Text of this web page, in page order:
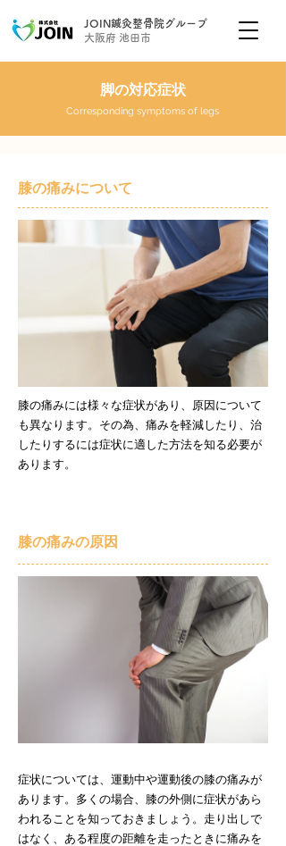
JOIN鍼灸整骨院グループ
大阪府 池田市
脚の対応症状
Corresponding symptoms of legs
膝の痛みについて
膝の痛みには様々な症状があり、原因について
も異なります。その為、痛みを軽減したり、治
したりするには症状に適した方法を知る必要が
あります。
膝の痛みの原因
症状については、運動中や運動後の膝の痛みが
あります。多くの場合、膝の外側に症状があら
われることを知っておきましょう。走り出しで
はなく、ある程度の距離を走ったときに痛みを